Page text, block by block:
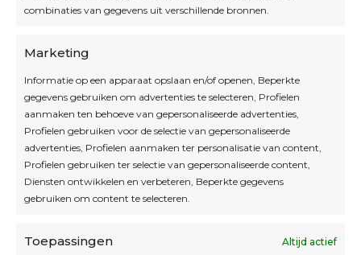
combinaties van gegevens uit verschillende bronnen.
Marketing
Informatie op een apparaat opslaan en/of openen, Beperkte
gegevens gebruiken om advertenties te selecteren, Profielen
aanmaken ten behoeve van gepersonaliseerde advertenties,
Profielen gebruiken voor de selectie van gepersonaliseerde
advertenties, Profielen aanmaken ter personalisatie van content,
Profielen gebruiken ter selectie van gepersonaliseerde content,
Diensten ontwikkelen en verbeteren, Beperkte gegevens
gebruiken om content te selecteren.
Toepassingen Altijd actief
Blijf op de hoogte
Interesse in leuke kadotips of toffe acties?
Laat dan hier je mailadres achter.